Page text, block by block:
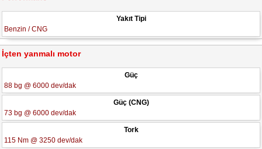
Yakıt Tipi
Benzin / CNG
İçten yanmalı motor
Güç
88 bg @ 6000 dev/dak
Güç (CNG)
73 bg @ 6000 dev/dak
Tork
115 Nm @ 3250 dev/dak